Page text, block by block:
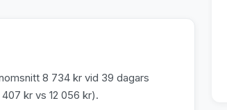
8 734 kr vid 39 dagars
kr vs 12 056 kr).